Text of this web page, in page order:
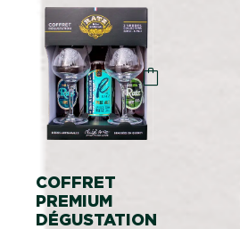
COFFRET
PREMIUM
DÉGUSTATION